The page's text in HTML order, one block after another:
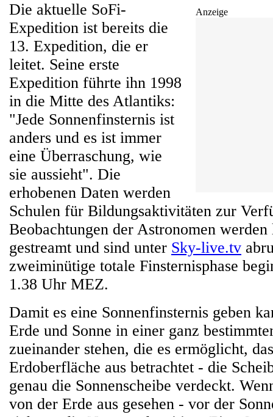
Anzeige
Die aktuelle SoFi-
Expedition ist bereits die
13. Expedition, die er
leitet. Seine erste
Expedition führte ihn 1998
in die Mitte des Atlantiks:
"Jede Sonnenfinsternis ist
anders und es ist immer
eine Überraschung, wie
sie aussieht". Die
erhobenen Daten werden
Schulen für Bildungsaktivitäten zur
Beobachtungen der Astronomen
gestreamt und sind unter Sky-live.tv
zweiminütige totale Finsternisphase
1.38 Uhr MEZ.
Damit es eine Sonnenfinsternis geben
Erde und Sonne in einer ganz
zueinander stehen, die es ermöglicht,
Erdoberfläche aus betrachtet - die
genau die Sonnenscheibe verdeckt.
von der Erde aus gesehen - vor der